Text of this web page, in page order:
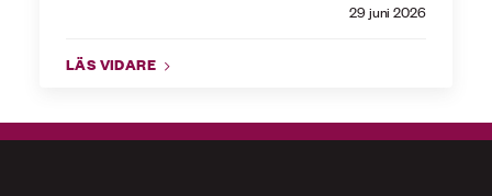
29 juni 2026
LÄS VIDARE